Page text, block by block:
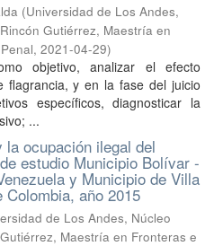
(Universidad de Los Andes,
Gutiérrez, Maestría en
, 2021-04-29)
objetivo, analizar el efecto
flagrancia, y en la fase del juicio
específicos, diagnosticar la
...
ocupación ilegal del
estudio Municipio Bolívar -
y Municipio de Villa
año 2015
de Los Andes, Núcleo
Maestría en Fronteras e